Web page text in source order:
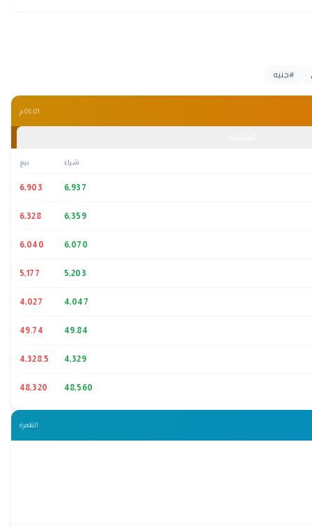
#جنيه
05:01 م
شراء بيع
6,937
6,903
6,359
6,328
6,070
6,040
5,203
5,177
4,047
4,027
49.84
49.74
4,329
4,328.5
48,560
48,320
القاهرة